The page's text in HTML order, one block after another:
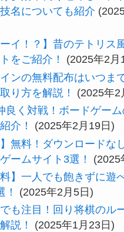
名についても紹介
ーイ！？】昔のテトリス
をご紹介！
(2025年2月
ンの無料配布はいつま
り方を解説！
(2025年2
良く対戦！ボードゲー
介！
(2025年2月19日)
】無料！ダウンロードな
ームサイト3選！
(2025
料】一人でも飽きずに遊
(2025年2月5日)
も注目！回り将棋のル
説！
(2025年1月23日)